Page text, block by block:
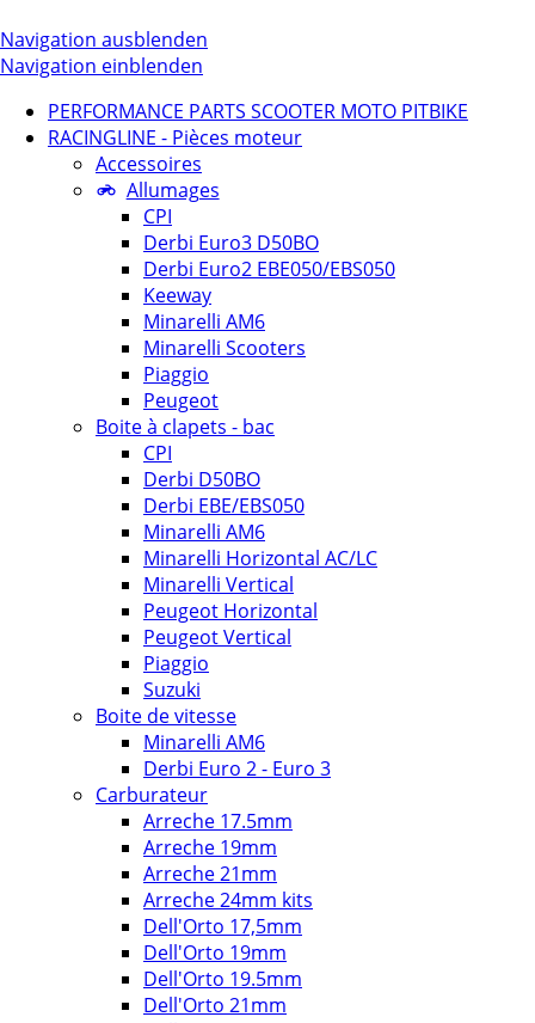
Navigation ausblenden
Navigation einblenden
PERFORMANCE PARTS SCOOTER MOTO PITBIKE
RACINGLINE - Pièces moteur
Accessoires
Allumages
CPI
Derbi Euro3 D50BO
Derbi Euro2 EBE050/EBS050
Keeway
Minarelli AM6
Minarelli Scooters
Piaggio
Peugeot
Boite à clapets - bac
CPI
Derbi D50BO
Derbi EBE/EBS050
Minarelli AM6
Minarelli Horizontal AC/LC
Minarelli Vertical
Peugeot Horizontal
Peugeot Vertical
Piaggio
Suzuki
Boite de vitesse
Minarelli AM6
Derbi Euro 2 - Euro 3
Carburateur
Arreche 17.5mm
Arreche 19mm
Arreche 21mm
Arreche 24mm kits
Dell'Orto 17,5mm
Dell'Orto 19mm
Dell'Orto 19.5mm
Dell'Orto 21mm